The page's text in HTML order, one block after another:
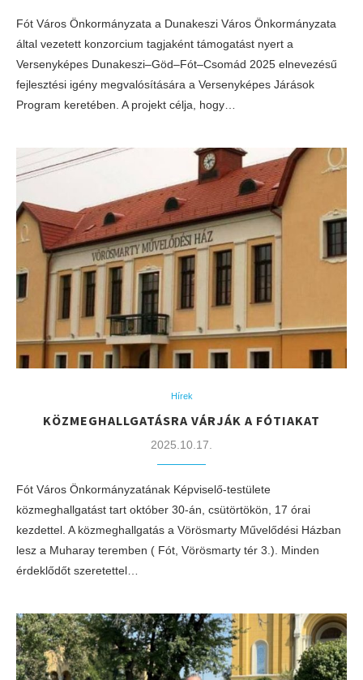
Fót Város Önkormányzata a Dunakeszi Város Önkormányzata
által vezetett konzorcium tagjaként támogatást nyert a
Versenyképes Dunakeszi–Göd–Fót–Csomád 2025 elnevezésű
fejlesztési igény megvalósítására a Versenyképes Járások
Program keretében. A projekt célja, hogy…
Hírek
KÖZMEGHALLGATÁSRA VÁRJÁK A FÓTIAKAT
2025.10.17.
Fót Város Önkormányzatának Képviselő-testülete
közmeghallgatást tart október 30-án, csütörtökön, 17 órai
kezdettel. A közmeghallgatás a Vörösmarty Művelődési Házban
lesz a Muharay teremben ( Fót, Vörösmarty tér 3.). Minden
érdeklődőt szeretettel…